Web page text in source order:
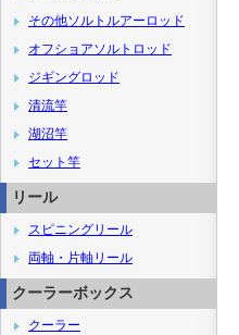
その他ソルトルアーロッド
オフショアソルトロッド
ジギングロッド
清流竿
湖沼竿
セット竿
リール
スピニングリール
両軸・片軸リール
クーラーボックス
クーラー